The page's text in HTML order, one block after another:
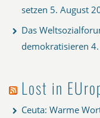
setzen 5. August
Das
demokratisieren
Lost in
Ceuta: Warme